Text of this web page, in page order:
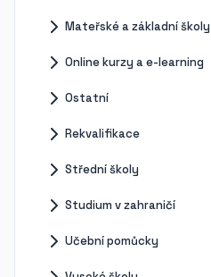
Mateřské a základní školy
Online kurzy a e-learning
Ostatní
Rekvalifikace
Střední školy
Studium v zahraničí
Učební pomůcky